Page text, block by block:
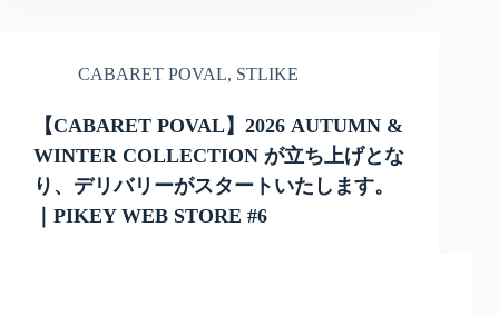
CABARET POVAL, STLIKE
【CABARET POVAL】2026 AUTUMN &
WINTER COLLECTION が立ち上げとな
り、デリバリーがスタートいたします。
｜PIKEY WEB STORE #6